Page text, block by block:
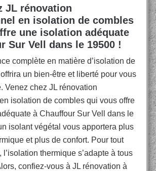
JL rénovation
en isolation de combles
une isolation adéquate
Sur Vell dans le 19500 !
complète en matière d’isolation de
un bien-être et liberté pour vous
Venez chez JL rénovation
isolation de combles qui vous offre
à Chauffour Sur Vell dans le
isolant végétal vous apportera plus
et plus de confort. Pour tout
l’isolation thermique s’adapte à tous
confiez-vous à JL rénovation à